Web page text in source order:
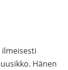
ilmeisesti
Hänen